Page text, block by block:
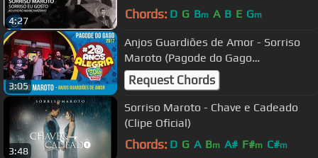
4:27
Oficial]
Chords: D G Bm A B E Gm
3:05
Anjos Guardiões de Amor - Sorriso
Maroto (Pagode do Gago
#20AnosDeAlegria)
Request Chords
3:48
Sorriso Maroto - Chave e Cadeado
(Clipe Oficial)
Chords: D G A Bm A# F#m C#m